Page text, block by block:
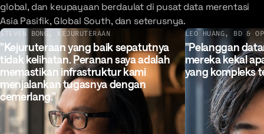
global, dan keupayaan berdaulat di pusat data merentasi
Asia Pasifik, Global South, dan seterusnya.
STEVEN BONG , KEJURUTERAAN
Kejuruteraan yang baik sepatutnya
tidak kelihatan. Peranan saya adalah
memastikan infrastruktur kami
menjalankan tugasnya dengan
cemerlang.
LEO HUANG, BD &
Pelanggan
mereka kekal
yang kompleks